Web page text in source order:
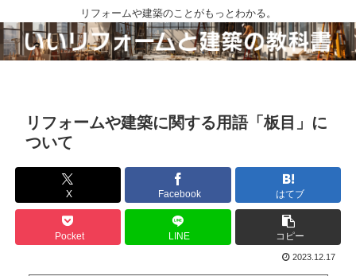
リフォームや建築のことがもっとわかる。
リフォームや建築に関する用語「板目」に
ついて
X Facebook はてブ
Pocket LINE コピー
2023.12.17